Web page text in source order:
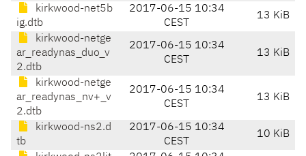
kirkwood-net5b
ig.dtb
2017-06-15 10:34
CEST
13 KiB
kirkwood-netge
ar_readynas_duo_v
2.dtb
2017-06-15 10:34
CEST
13 KiB
kirkwood-netge
ar_readynas_nv+_v
2.dtb
2017-06-15 10:34
CEST
13 KiB
kirkwood-ns2.d
tb
2017-06-15 10:34
CEST
10 KiB